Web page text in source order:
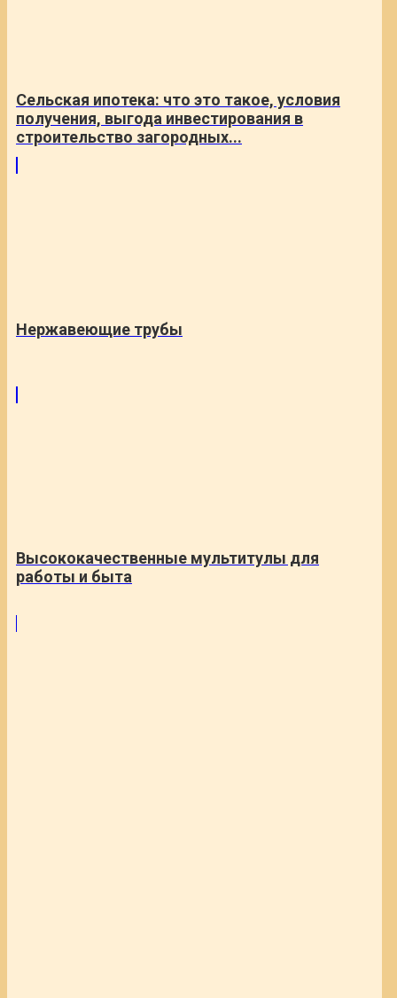
Сельская ипотека: что это такое, условия
получения, выгода инвестирования в
строительство загородных...
Нержавеющие трубы
Высококачественные мультитулы для
работы и быта